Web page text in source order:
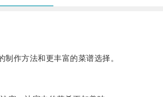
作方法和更丰富的菜谱选择。